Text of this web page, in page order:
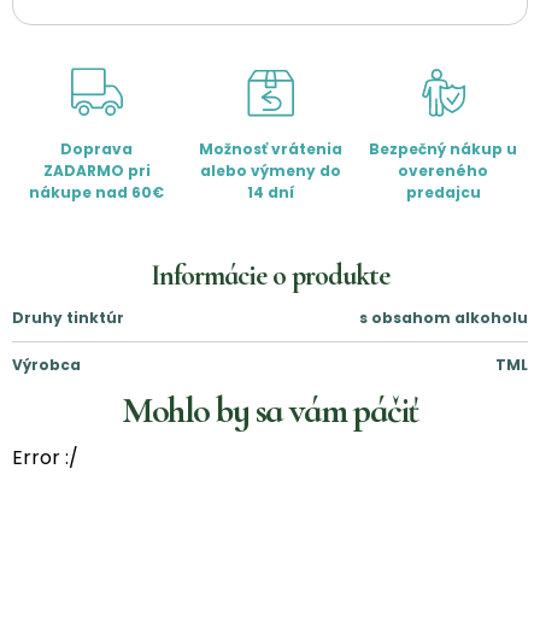
Doprava
ZADARMO pri
nákupe nad 60€
Možnosť vrátenia
alebo výmeny do
14 dní
Bezpečný nákup u
overeného
predajcu
Informácie o produkte
Druhy tinktúr s obsahom alkoholu
Výrobca TML
Mohlo by sa vám páčiť
Error :/